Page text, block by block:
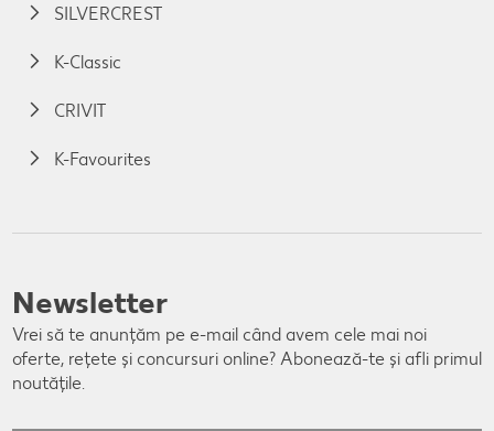
SILVERCREST
K-Classic
CRIVIT
K-Favourites
Newsletter
Vrei să te anunțăm pe e-mail când avem cele mai noi
oferte, rețete și concursuri online? Abonează-te și afli primul
noutățile.